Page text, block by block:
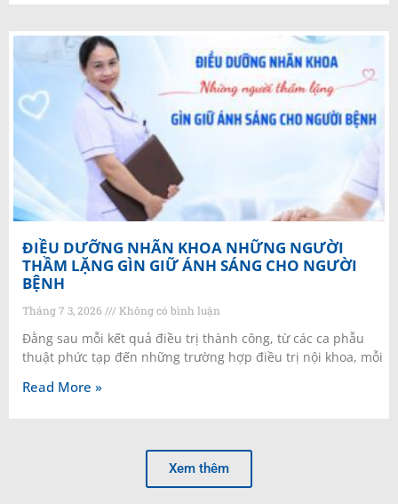
ĐIỀU DƯỠNG NHÃN KHOA NHỮNG NGƯỜI
THẦM LẶNG GÌN GIỮ ÁNH SÁNG CHO NGƯỜI
BỆNH
Tháng 7 3, 2026 Không có bình luận
Đằng sau mỗi kết quả điều trị thành công, từ các ca phẫu
thuật phức tạp đến những trường hợp điều trị nội khoa, mỗi
Read More »
Xem thêm